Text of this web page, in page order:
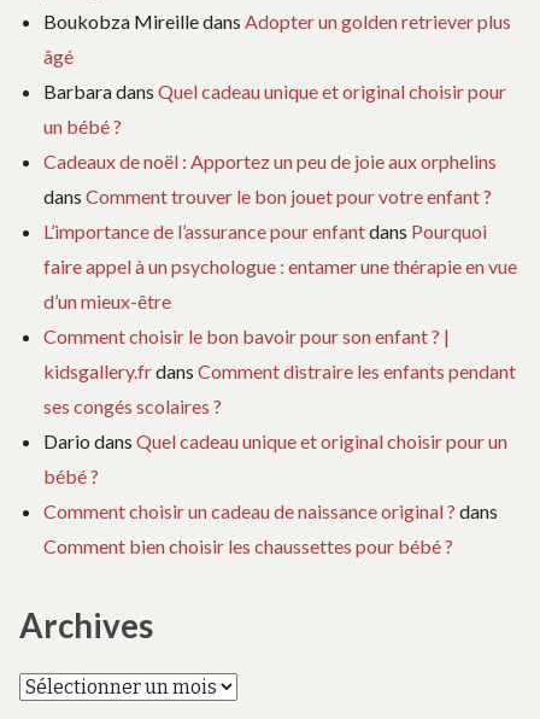
Boukobza Mireilledans Adopter un golden retriever plus
âgé
Barbaradans Quel cadeau unique et original choisir pour
un bébé ?
Cadeaux de noël : Apportez un peu de joie aux orphelins
dans Comment trouver le bon jouet pour votre enfant ?
L’importance de l’assurance pour enfantdans Pourquoi
faire appel à un psychologue : entamer une thérapie en vue
d’un mieux-être
Comment choisir le bon bavoir pour son enfant ? |
kidsgallery.frdans Comment distraire les enfants pendant
ses congés scolaires ?
Dario dans Quel cadeau unique et original choisir pour un
bébé ?
Comment choisir un cadeau de naissance original ? dans
Comment bien choisir les chaussettes pour bébé ?
Archives
Archives